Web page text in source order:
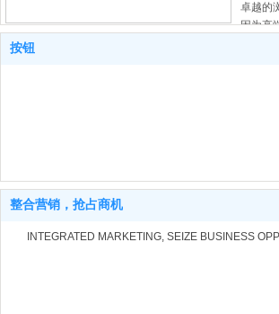
卓越的
因为高
按钮
整合营销，抢占商机
INTEGRATED MARKETING, SEIZE BUSINESS